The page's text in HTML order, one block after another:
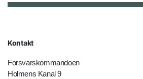
Kontakt
Forsvarskommandoen
Holmens Kanal 9